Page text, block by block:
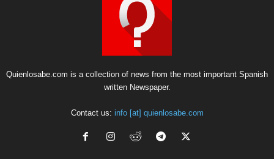
Quienlosabe.com is a collection of news from the most important Spanish
written Newspaper.
Contact us: info [at] quienlosabe.com